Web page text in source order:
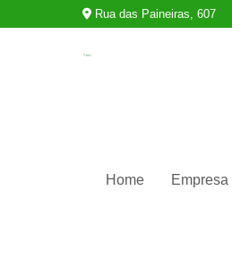
Rua das Paineiras, 607
Home Empresa